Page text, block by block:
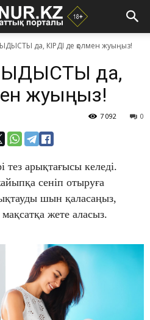
ЫДЫСТЫ да, КІРДІ де қолмен жуыңыз!
ЫДЫСТЫ да,
жуыңыз!
0
7 092
тез арықтағысы келеді.
сеніп отыруға
шын қаласаңыз,
жете аласыз.